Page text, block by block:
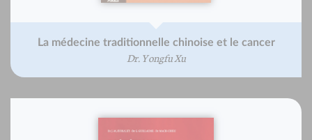
La médecine traditionnelle chinoise et le cancer
Dr. Yongfu Xu